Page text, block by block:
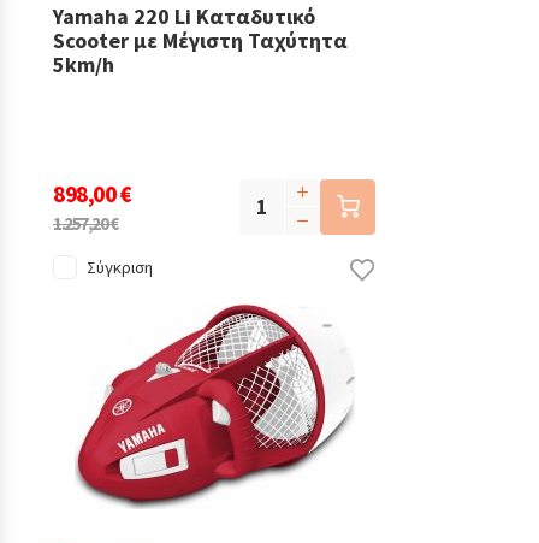
Yamaha 220 Li Καταδυτικό
Scooter με Μέγιστη Ταχύτητα
5km/h
898,00 €
1.257,20 €
Σύγκριση